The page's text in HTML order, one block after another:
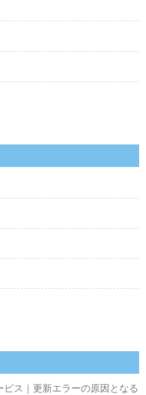
ス｜更新エラーの原因となる